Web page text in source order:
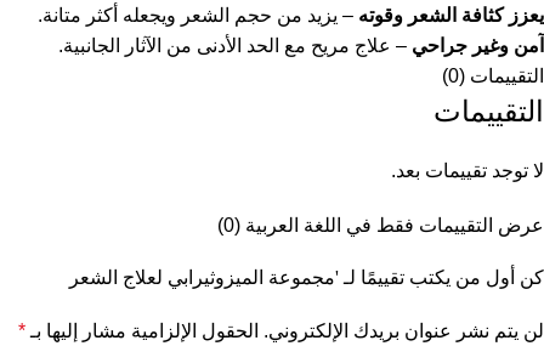
يعزز كثافة الشعر وقوته – يزيد من حجم الشعر ويجعله أكثر متانة.
آمن وغير جراحي – علاج مريح مع الحد الأدنى من الآثار الجانبية.
التقييمات (0)
التقييمات
لا توجد تقييمات بعد.
عرض التقييمات فقط في اللغة العربية (0)
كن أول من يكتب تقييمًا لـ 'مجموعة الميزوثيرابي لعلاج الشعر
لن يتم نشر عنوان بريدك الإلكتروني. الحقول الإلزامية مشار إليها بـ*